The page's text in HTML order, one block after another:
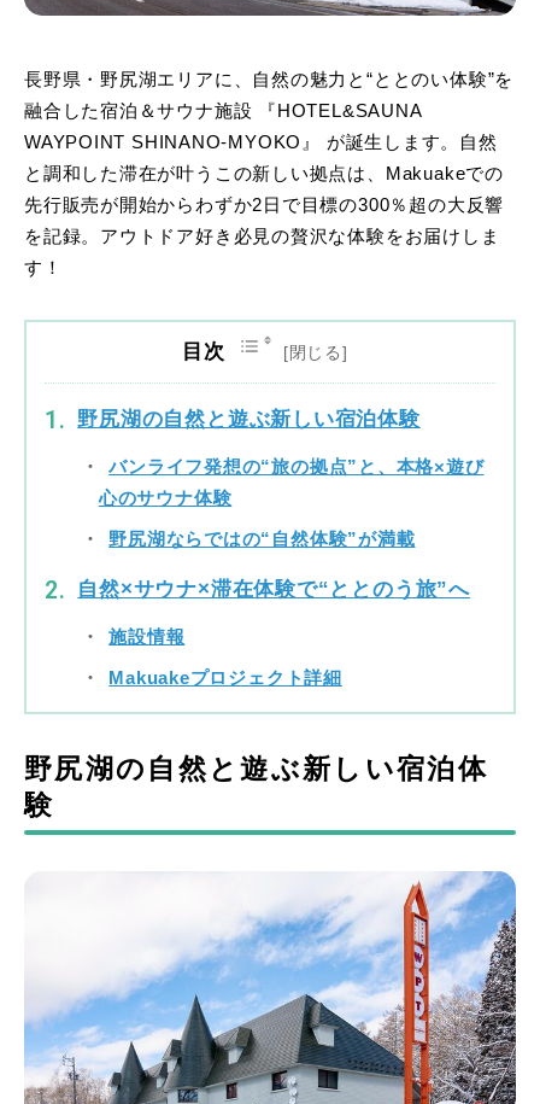
長野県・野尻湖エリアに、自然の魅力と“ととのい体験”を
融合した宿泊＆サウナ施設 『HOTEL&SAUNA
WAYPOINT SHINANO-MYOKO』 が誕生します。自然
と調和した滞在が叶うこの新しい拠点は、Makuakeでの
先行販売が開始からわずか2日で目標の300％超の大反響
を記録。アウトドア好き必見の贅沢な体験をお届けしま
す！
目次
野尻湖の自然と遊ぶ新しい宿泊体験
バンライフ発想の“旅の拠点”と、本格×遊び
心のサウナ体験
野尻湖ならではの“自然体験”が満載
自然×サウナ×滞在体験で“ととのう旅”へ
施設情報
Makuakeプロジェクト詳細
野尻湖の自然と遊ぶ新しい宿泊体
験